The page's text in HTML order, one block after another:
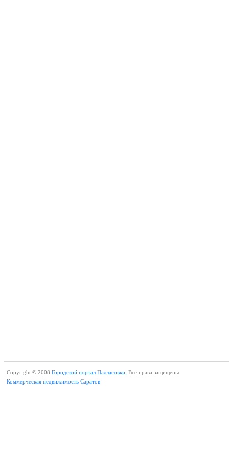
Copyright © 2008 Городской портал Палласовки. Все права защищены
Коммерческая недвижимость Саратов